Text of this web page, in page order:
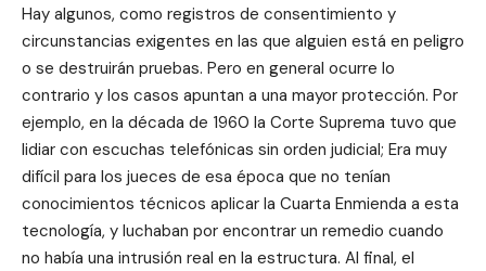
Hay algunos, como registros de consentimiento y
circunstancias exigentes en las que alguien está en peligro
o se destruirán pruebas. Pero en general ocurre lo
contrario y los casos apuntan a una mayor protección. Por
ejemplo, en la década de 1960 la Corte Suprema tuvo que
lidiar con escuchas telefónicas sin orden judicial; Era muy
difícil para los jueces de esa época que no tenían
conocimientos técnicos aplicar la Cuarta Enmienda a esta
tecnología, y luchaban por encontrar un remedio cuando
no había una intrusión real en la estructura. Al final, el